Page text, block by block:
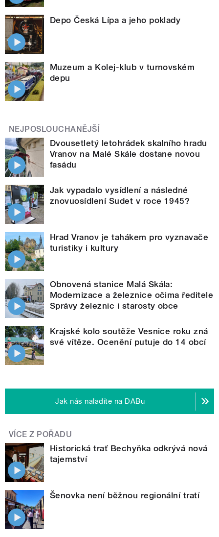
Depo Česká Lípa a jeho poklady
Muzeum a Kolej-klub v turnovském
depu
NEJPOSLOUCHANĚJŠÍ
Dvousetletý letohrádek skalního hradu
Vranov na Malé Skále dostane novou
fasádu
Jak vypadalo vysídlení a následné
znovuosídlení Sudet v roce 1945?
Hrad Vranov je tahákem pro vyznavače
turistiky i kultury
Obnovená stanice Malá Skála:
Modernizace a železnice očima ředitele
Správy železnic i starosty obce
Krajské kolo soutěže Vesnice roku zná
své vítěze. Ocenění putuje do 14 obcí
Jak nás naladíte na DABu
VÍCE Z POŘADU
Historická trať Bechyňka odkrývá nová
tajemství
Šenovka není běžnou regionální tratí